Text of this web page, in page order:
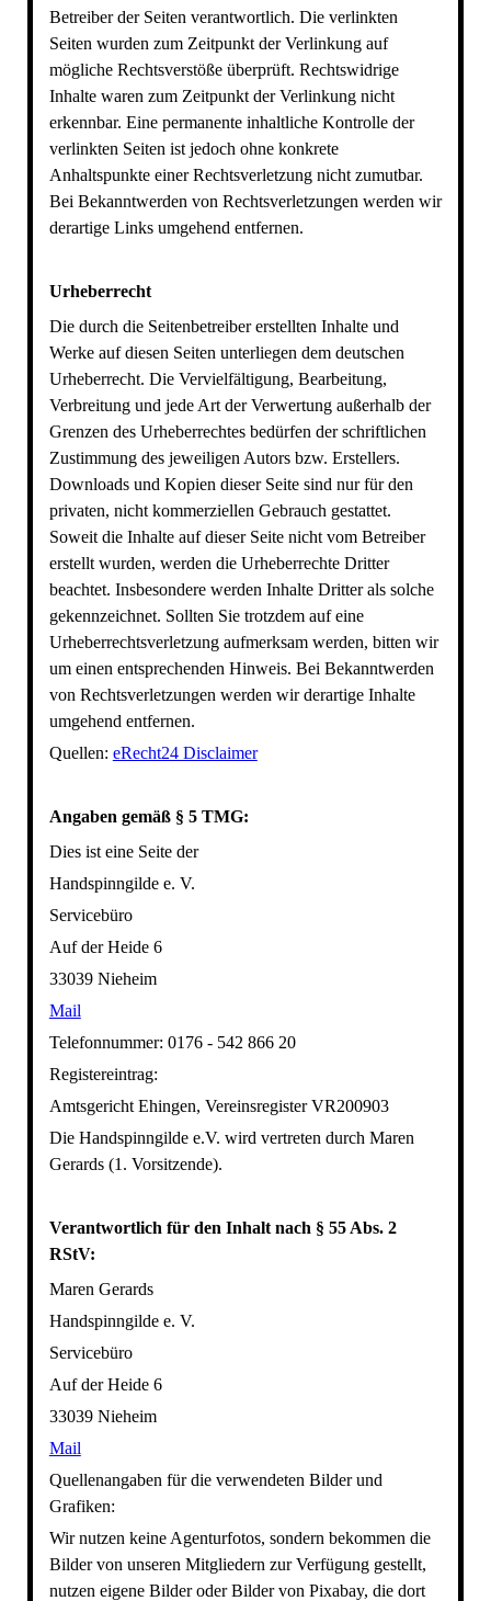
Betreiber der Seiten verantwortlich. Die verlinkten
Seiten wurden zum Zeitpunkt der Verlinkung auf
mögliche Rechtsverstöße überprüft. Rechtswidrige
Inhalte waren zum Zeitpunkt der Verlinkung nicht
erkennbar. Eine permanente inhaltliche Kontrolle der
verlinkten Seiten ist jedoch ohne konkrete
Anhaltspunkte einer Rechtsverletzung nicht zumutbar.
Bei Bekanntwerden von Rechtsverletzungen werden wir
derartige Links umgehend entfernen.
Urheberrecht
Die durch die Seitenbetreiber erstellten Inhalte und
Werke auf diesen Seiten unterliegen dem deutschen
Urheberrecht. Die Vervielfältigung, Bearbeitung,
Verbreitung und jede Art der Verwertung außerhalb der
Grenzen des Urheberrechtes bedürfen der schriftlichen
Zustimmung des jeweiligen Autors bzw. Erstellers.
Downloads und Kopien dieser Seite sind nur für den
privaten, nicht kommerziellen Gebrauch gestattet.
Soweit die Inhalte auf dieser Seite nicht vom Betreiber
erstellt wurden, werden die Urheberrechte Dritter
beachtet. Insbesondere werden Inhalte Dritter als solche
gekennzeichnet. Sollten Sie trotzdem auf eine
Urheberrechtsverletzung aufmerksam werden, bitten wir
um einen entsprechenden Hinweis. Bei Bekanntwerden
von Rechtsverletzungen werden wir derartige Inhalte
umgehend entfernen.
Quellen: eRecht24 Disclaimer
Angaben gemäß § 5 TMG:
Dies ist eine Seite der
Handspinngilde e. V.
Servicebüro
Auf der Heide 6
33039 Nieheim
Mail
Telefonnummer: 0176 - 542 866 20
Registereintrag:
Amtsgericht Ehingen, Vereinsregister VR200903
Die Handspinngilde e.V. wird vertreten durch Maren
Gerards (1. Vorsitzende).
Verantwortlich für den Inhalt nach § 55 Abs. 2
RStV:
Maren Gerards
Handspinngilde e. V.
Servicebüro
Auf der Heide 6
33039 Nieheim
Mail
Quellenangaben für die verwendeten Bilder und
Grafiken:
Wir nutzen keine Agenturfotos, sondern bekommen die
Bilder von unseren Mitgliedern zur Verfügung gestellt,
nutzen eigene Bilder oder Bilder von Pixabay, die dort